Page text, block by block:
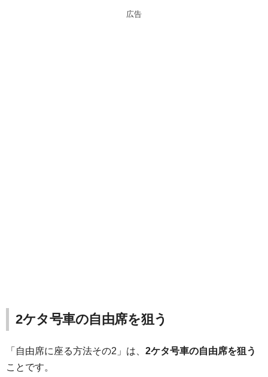
広告
2ケタ号車の自由席を狙う
「自由席に座る方法その2」は、 2ケタ号車の自由席を狙う
ことです。